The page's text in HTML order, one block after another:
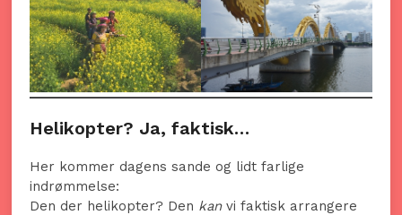
Helikopter? Ja, faktisk…
Her kommer dagens sande og lidt farlige
indrømmelse:
Den der helikopter? Den kanvi faktisk arrangere